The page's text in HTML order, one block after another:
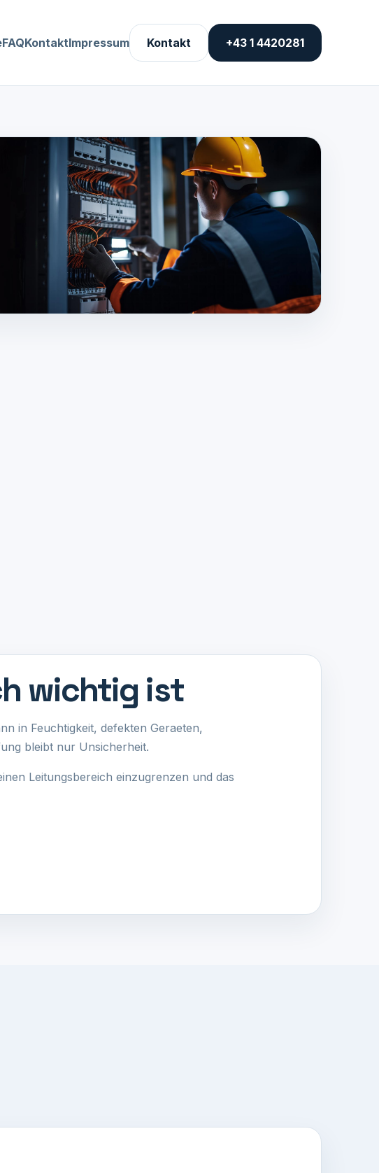
FAQKontaktImpressum Kontakt +43 1 4420281
wichtig ist
in Feuchtigkeit, defekten Geraeten,
bleibt nur Unsicherheit.
Leitungsbereich einzugrenzen und das